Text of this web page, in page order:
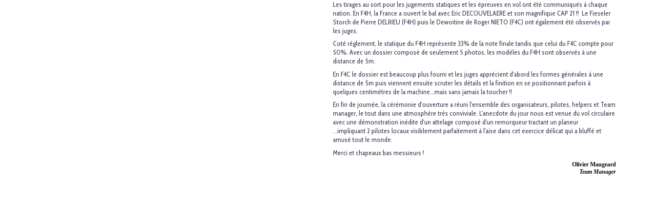
Les tirages au sort pour les jugements statiques et les épreuves en vol ont été communiqués à chaque
nation. En F4H, la France a ouvert le bal avec Eric DECOUVELAERE et son magnifique CAP 21 !! Le Fieseler
Storch de Pierre DELRIEU (F4H) puis le Dewoitine de Roger NIETO (F4C) ont également été observés par
les juges.
Coté règlement, le statique du F4H représente 33% de la note finale tandis que celui du F4C compte pour
50%. Avec un dossier composé de seulement 5 photos, les modèles du F4H sont observés à une
distance de 5m.
En F4C le dossier est beaucoup plus fourni et les juges apprécient d'abord les formes générales à une
distance de 5m puis viennent ensuite scruter les détails et la finition en se positionnant parfois à
quelques centimètres de la machine...mais sans jamais la toucher !!
En fin de journée, la cérémonie d'ouverture a réuni l'ensemble des organisateurs, pilotes, helpers et Team
manager, le tout dans une atmosphère très conviviale. L'anecdote du jour nous est venue du vol circulaire
avec une démonstration inédite d'un attelage composé d'un remorqueur tractant un planeur
...impliquant 2 pilotes locaux visiblement parfaitement à l'aise dans cet exercice délicat qui a bluffé et
amusé tout le monde.
Merci et chapeaux bas messieurs !
Olivier Maugeard
Team Manager